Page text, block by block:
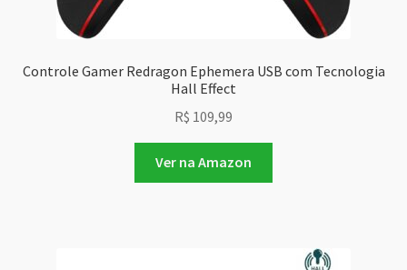
Controle Gamer Redragon Ephemera USB com Tecnologia
Hall Effect
R$ 109,99
Ver na Amazon